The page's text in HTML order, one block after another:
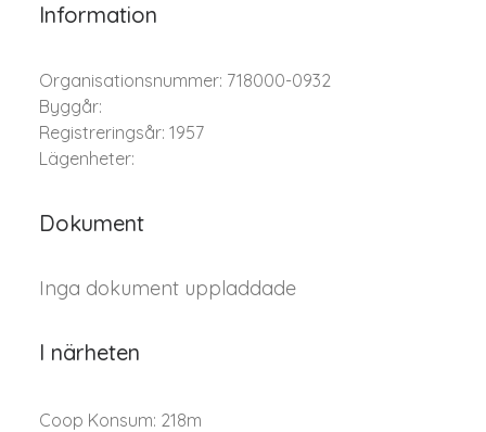
Information
Organisationsnummer: 718000-0932
Byggår:
Registreringsår: 1957
Lägenheter:
Dokument
Inga dokument uppladdade
I närheten
Coop Konsum: 218m